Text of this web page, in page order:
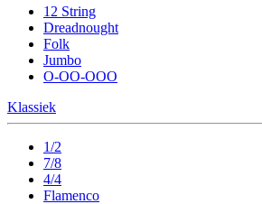
12 String
Dreadnought
Folk
Jumbo
O-OO-OOO
Klassiek
1/2
7/8
4/4
Flamenco